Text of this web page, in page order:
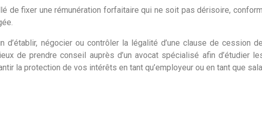
de fixer une rémunération forfaitaire qui ne soit pas dérisoire,
d’établir, négocier ou contrôler la légalité d’une clause de cession
de prendre conseil auprès d’un avocat spécialisé afin d’étudier
la protection de vos intérêts en tant qu’employeur ou en tant que